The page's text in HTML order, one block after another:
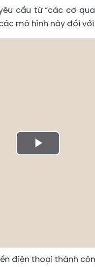
cầu từ “các cơ
mô hình này đối
Play
điện thoại thành